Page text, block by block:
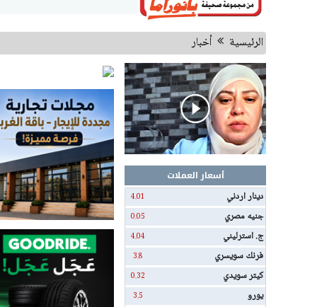
الرئيسية أخبار
أسعار العملات
دينار اردني
4.01
جنيه مصري 0.05
ج. استرليني 4.04
فرنك سويسري 3.8
كيتر سويدي 0.32
يورو 3.5